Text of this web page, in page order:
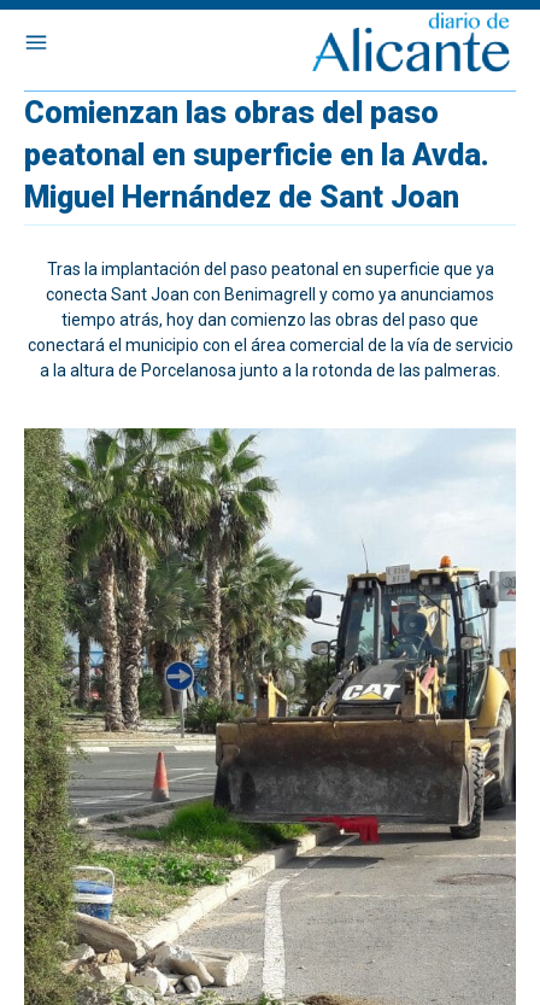
Comienzan las obras del paso
peatonal en superficie en la Avda.
Miguel Hernández de Sant Joan
Tras la implantación del paso peatonal en superficie que ya
conecta Sant Joan con Benimagrell y como ya anunciamos
tiempo atrás, hoy dan comienzo las obras del paso que
conectará el municipio con el área comercial de la vía de servicio
a la altura de Porcelanosa junto a la rotonda de las palmeras.